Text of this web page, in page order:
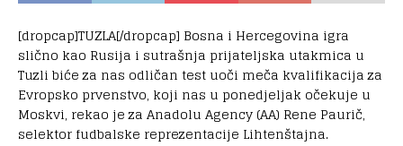
[dropcap]TUZLA[/dropcap] Bosna i Hercegovina igra
slično kao Rusija i sutrašnja prijateljska utakmica u
Tuzli biće za nas odličan test uoči meča kvalifikacija za
Evropsko prvenstvo, koji nas u ponedjeljak očekuje u
Moskvi, rekao je za Anadolu Agency (AA) Rene Paurič,
selektor fudbalske reprezentacije Lihtenštajna.